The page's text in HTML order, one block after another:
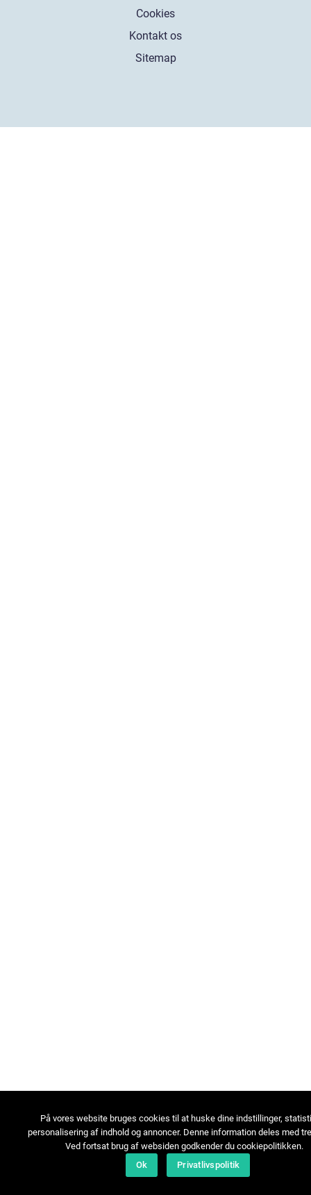
Cookies
Kontakt os
Sitemap
På vores website bruges cookies til at huske dine indstillinger,
personalisering af indhold og annoncer. Denne information deles med
Ved fortsat brug af websiden godkender du cookiepolitikken.
Ok
Privatlivspolitik